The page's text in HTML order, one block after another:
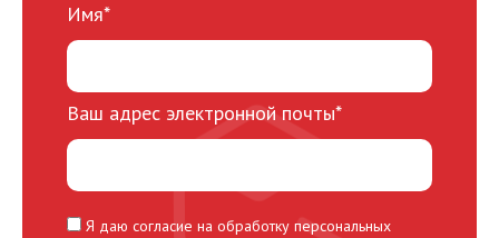
Имя*
Ваш адрес электронной почты*
Я даю согласие на обработку персональных